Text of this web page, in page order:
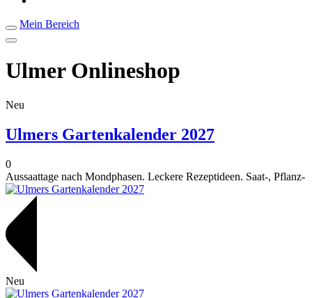
Mein Bereich
Ulmer Onlineshop
Neu
Ulmers Gartenkalender 2027
0
Aussaattage nach Mondphasen. Leckere Rezeptideen. Saat-, Pflanz-
Neu